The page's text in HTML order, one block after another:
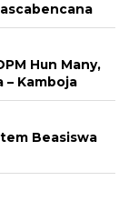
Hun Many,
Kamboja
Beasiswa